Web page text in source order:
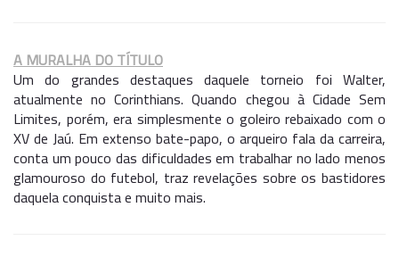
A MURALHA DO TÍTULO
Um do grandes destaques daquele torneio foi Walter,
atualmente no Corinthians. Quando chegou à Cidade Sem
Limites, porém, era simplesmente o goleiro rebaixado com o
XV de Jaú. Em extenso bate-papo, o arqueiro fala da carreira,
conta um pouco das dificuldades em trabalhar no lado menos
glamouroso do futebol, traz revelações sobre os bastidores
daquela conquista e muito mais.